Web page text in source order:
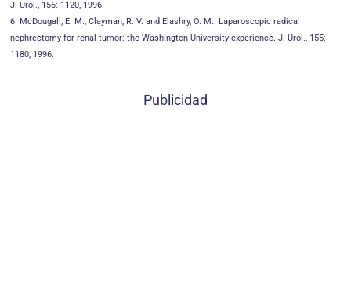
J. Urol., 156: 1120, 1996.
6. McDougall, E. M., Clayman, R. V. and Elashry, O. M.: Laparoscopic radical
nephrectomy for renal tumor: the Washington University experience. J. Urol., 155:
1180, 1996.
Publicidad